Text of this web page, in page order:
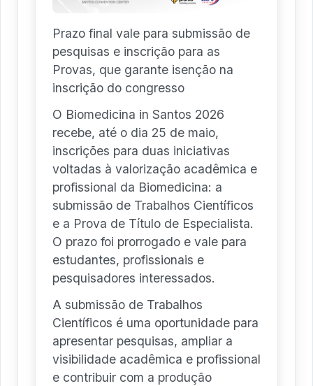
Prazo final vale para submissão de
pesquisas e inscrição para as
Provas, que garante isenção na
inscrição do congresso
O Biomedicina in Santos 2026
recebe, até o dia 25 de maio,
inscrições para duas iniciativas
voltadas à valorização acadêmica e
profissional da Biomedicina: a
submissão de Trabalhos Científicos
e a Prova de Título de Especialista.
O prazo foi prorrogado e vale para
estudantes, profissionais e
pesquisadores interessados.
A submissão de Trabalhos
Científicos é uma oportunidade para
apresentar pesquisas, ampliar a
visibilidade acadêmica e profissional
e contribuir com a produção